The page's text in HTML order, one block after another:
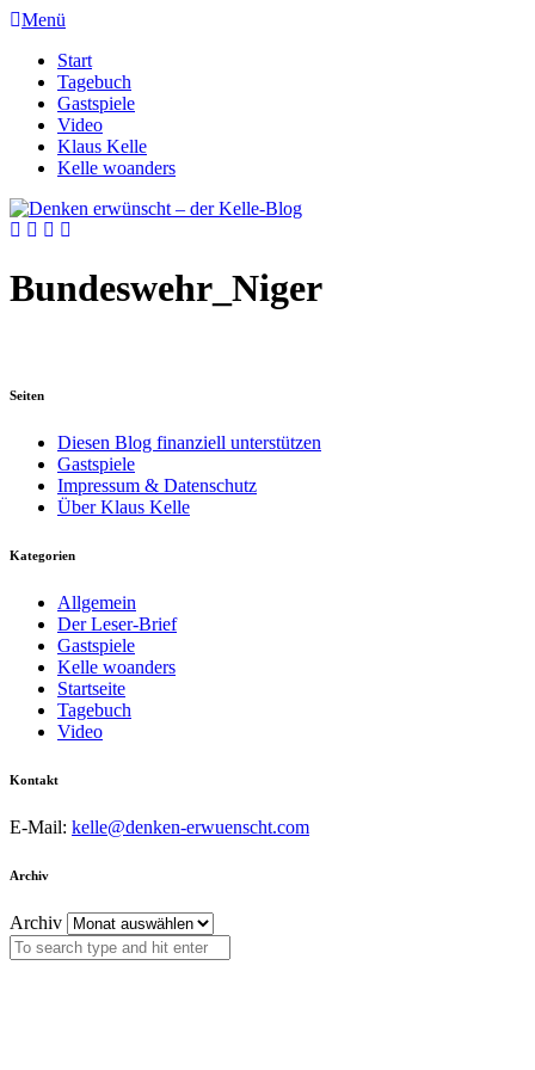
Menü
Start
Tagebuch
Gastspiele
Video
Klaus Kelle
Kelle woanders
Bundeswehr_Niger
Seiten
Diesen Blog finanziell unterstützen
Gastspiele
Impressum & Datenschutz
Über Klaus Kelle
Kategorien
Allgemein
Der Leser-Brief
Gastspiele
Kelle woanders
Startseite
Tagebuch
Video
Kontakt
E-Mail: kelle@denken-erwuenscht.com
Archiv
Archiv